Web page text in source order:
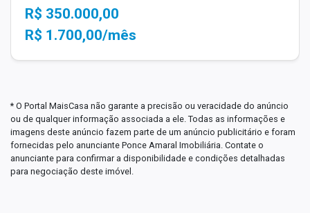
R$ 350.000,00
R$ 1.700,00/mês
* O Portal MaisCasa não garante a precisão ou veracidade do anúncio
ou de qualquer informação associada a ele. Todas as informações e
imagens deste anúncio fazem parte de um anúncio publicitário e foram
fornecidas pelo anunciante Ponce Amaral Imobiliária. Contate o
anunciante para confirmar a disponibilidade e condições detalhadas
para negociação deste imóvel.